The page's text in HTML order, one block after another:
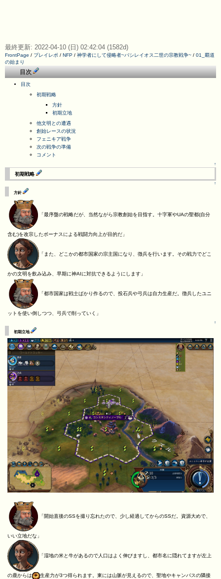
最終更新: 2022-04-10 (日) 02:42:04 (1582d)
FrontPage / プレイレポ / NFP / 神学者にして侵略者~バシレイオス二世の宗教戦争~ / 01_覇道
の始まり
目次
目次
初期戦略
方針
初期立地
他文明との遭遇
創始レースの状況
フェニキア戦争
次の戦争の準備
コメント
↑
初期戦略
↑
方針
「最序盤の戦略だが、当然ながら宗教創始を目指す。十字軍やUAの聖都(自分
含む)を改宗したボーナスによる戦闘力向上が目的だ」
「また、どこかの都市国家の宗主国になり、徴兵を行います。その戦力でどこ
かの文明を飲み込み、早期に神AIに対抗できるようにします」
「都市国家は戦士ばかり作るので、投石兵や弓兵は自力生産だ。徴兵したユニ
ットを使い倒しつつ、弓兵で削っていく」
↑
初期立地
「開始直後のSSを撮り忘れたので、少し経過してからのSSだ。資源大めで、
いい立地だな」
「湿地の米と牛があるので人口はよく伸びますし、都市名に隠れてますが左上
の鹿からは
生産力が3つ得られます。東には山脈が見えるので、聖地やキャンパスの隣接